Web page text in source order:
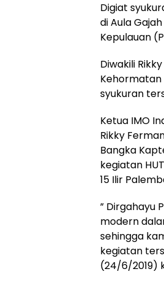
Digiat
di Aula
Kepulauan
Diwakili
Kehormatan
syukuran
Ketua IMO
Rikky
Bangka
kegiatan
15 Ilir
” Dirgahayu
modern
sehingga
kegiatan
(24/6/2019)